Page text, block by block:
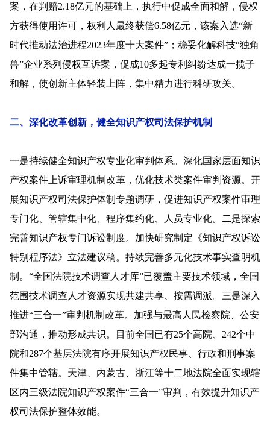
案，在判赔2.18亿元的基础上，执行中促成全面和解，侵权
方获得使用许可，权利人最终获偿6.58亿元，该案入选“新
时代推动法治进程2023年度十大案件”；稳妥化解科技“独角
兽”企业系列侵权互诉案，促成10多起专利纠纷达成一揽子
和解，使创新主体轻装上阵，集中精力进行科研攻关。
二、深化改革创新，健全知识产权司法保护机制
一是持续健全知识产权专业化审判体系。深化国家层面知识
产权案件上诉审理机制改革，优化技术类案件审判资源。开
展知识产权司法保护体制专题调研，促进知识产权案件审理
专门化、管辖集中化、程序集约化、人员专业化。二是探索
完善知识产权专门诉讼制度。加快研究制定《知识产权诉讼
特别程序法》立法建议稿。持续完善多元化技术事实查明机
制。“全国法院技术调查人才库”已覆盖主要技术领域，全国
范围技术调查人才资源实现共建共享、按需调派。三是深入
推进“三合一”审判机制改革。加强与最高人民检察院、公安
部沟通，推动形成共识。目前全国已有25个高院、242个中
院和287个基层法院有序开展知识产权民事、行政和刑事案
件集中管辖。天津、内蒙古、浙江等十二地法院全面实现辖
区内三级法院知识产权案件“三合一”审判，有效提升知识产
权司法保护整体效能。